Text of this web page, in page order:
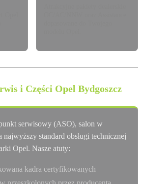
i Części Opel Bydgoszcz
serwisowy (ASO), salon w
standard obsługi technicznej
Opel. Nasze atuty:
kadra certyfikowanych